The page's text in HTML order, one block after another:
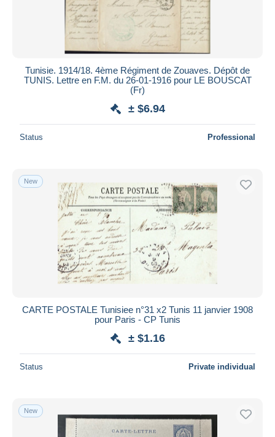
Covers & Documents
All durations
Closing in
From
Payment methods
PayPal
Bank transfer
Visa
MasterCard
Bancontact
Maestro
Seller's residence
Entire world
Tunisie. 1914/18. 4ème Régiment de Zouaves. Dépôt de
TUNIS. Lettre en F.M. du 26-01-1916 pour LE BOUSCAT
(Fr)
± $6.94
Status Professional
New
CARTE POSTALE Tunisiee n°31 x2 Tunis 11 janvier 1908
pour Paris - CP Tunis
± $1.16
Status Private individual
New